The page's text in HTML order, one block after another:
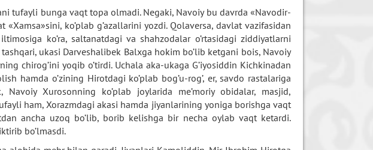
tufayli bunga vaqt topa olmadi. Negaki, Navoiy bu davrda «Navodir-
ko’plab g’azallarini yozdi. Qolaversa, davlat vazifasidan
ko’ra, saltanatdagi va shahzodalar o’rtasidagi ziddiyatlarni
ukasi Darveshalibek Balxga hokim bo’lib ketgani bois, Navoiy
chirog’ini yoqib o’tirdi. Uchala aka-ukaga G’iyosiddin Kichkinadan
hamda o’zining Hirotdagi ko’plab bog’u-rog’, er, savdo rastalariga
Xurosonning ko’plab joylarida me’moriy obidalar, masjid,
ham, Xorazmdagi akasi hamda jiyanlarining yoniga borishga vaqt
ancha uzoq bo’lib, borib kelishga bir necha oylab vaqt ketardi.
bo’lmasdi.